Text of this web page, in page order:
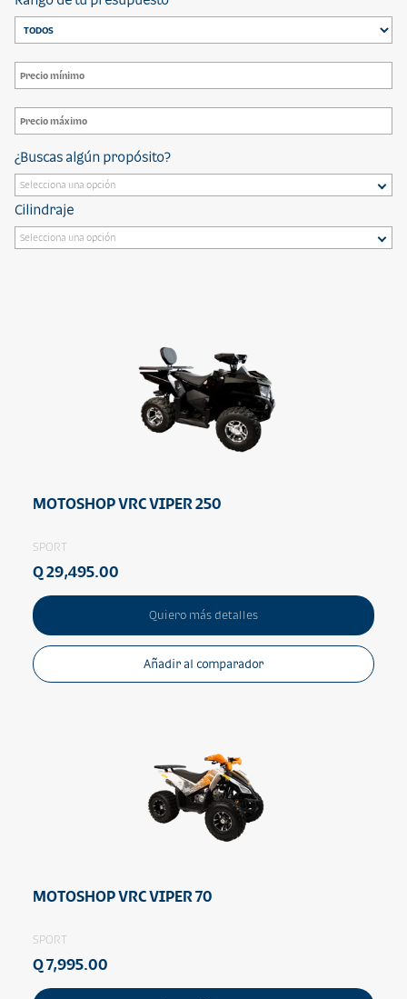
¿Buscas algún propósito?
Cilindraje
MOTOSHOP VRC VIPER 250
SPORT
Q 29,495.00
Quiero más detalles
Añadir al comparador
MOTOSHOP VRC VIPER 70
SPORT
Q 7,995.00